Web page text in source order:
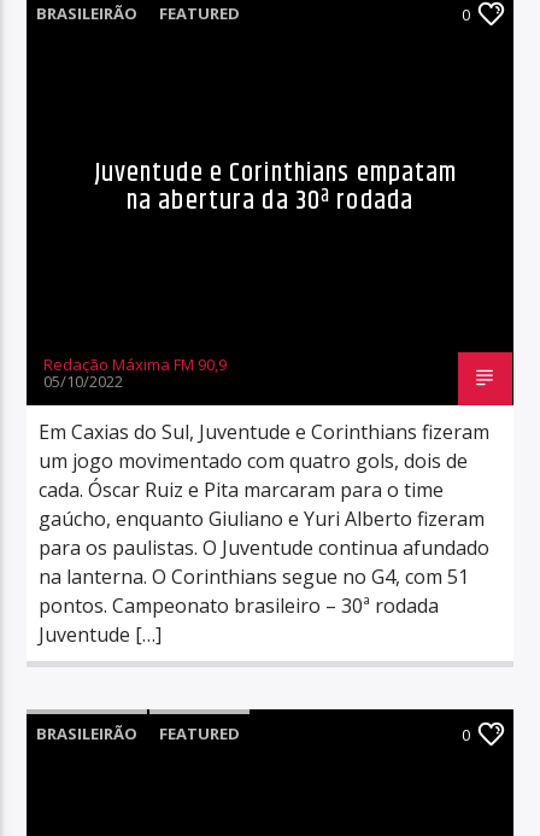
BRASILEIRÃO FEATURED 0
Juventude e Corinthians empatam
na abertura da 30ª rodada
Redação Máxima FM 90,9
05/10/2022
Em Caxias do Sul, Juventude e Corinthians fizeram
um jogo movimentado com quatro gols, dois de
cada. Óscar Ruiz e Pita marcaram para o time
gaúcho, enquanto Giuliano e Yuri Alberto fizeram
para os paulistas. O Juventude continua afundado
na lanterna. O Corinthians segue no G4, com 51
pontos. Campeonato brasileiro – 30ª rodada
Juventude […]
BRASILEIRÃO FEATURED 0